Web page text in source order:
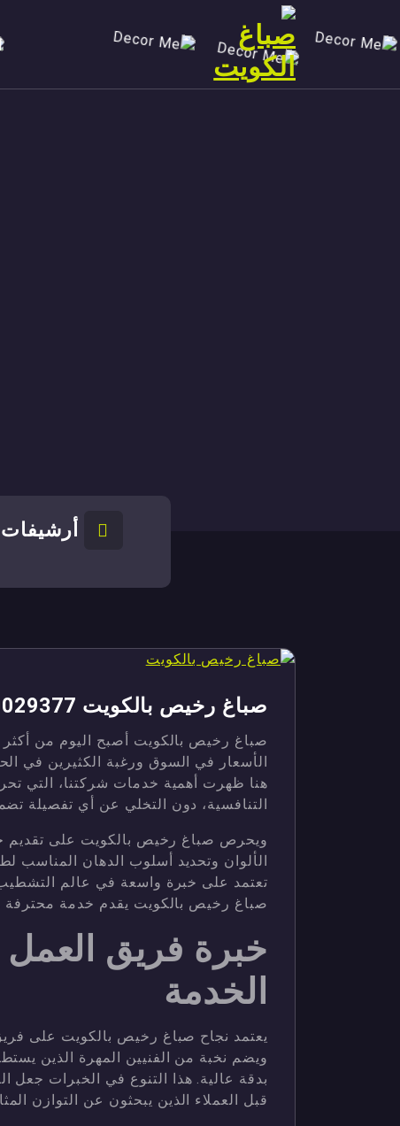
content
صباغ رخيص بالكويت 90029377
صباغ رخيص بالكويت أصبح اليوم من أكثر
الأسعار في السوق ورغبة الكثيرين في
هنا ظهرت أهمية خدمات شركتنا، التي
التنافسية، دون التخلي عن أي تفصيلة
ويحرص صباغ رخيص بالكويت على تقديم
الألوان وتحديد أسلوب الدهان المناسب
تعتمد على خبرة واسعة في عالم
صباغ رخيص بالكويت يقدم خدمة محترفة
خبرة فريق
الخدمة
يعتمد نجاح صباغ رخيص بالكويت على
ويضم نخبة من الفنيين المهرة الذين
بدقة عالية. هذا التنوع في الخبرات
قبل العملاء الذين يبحثون عن التوازن